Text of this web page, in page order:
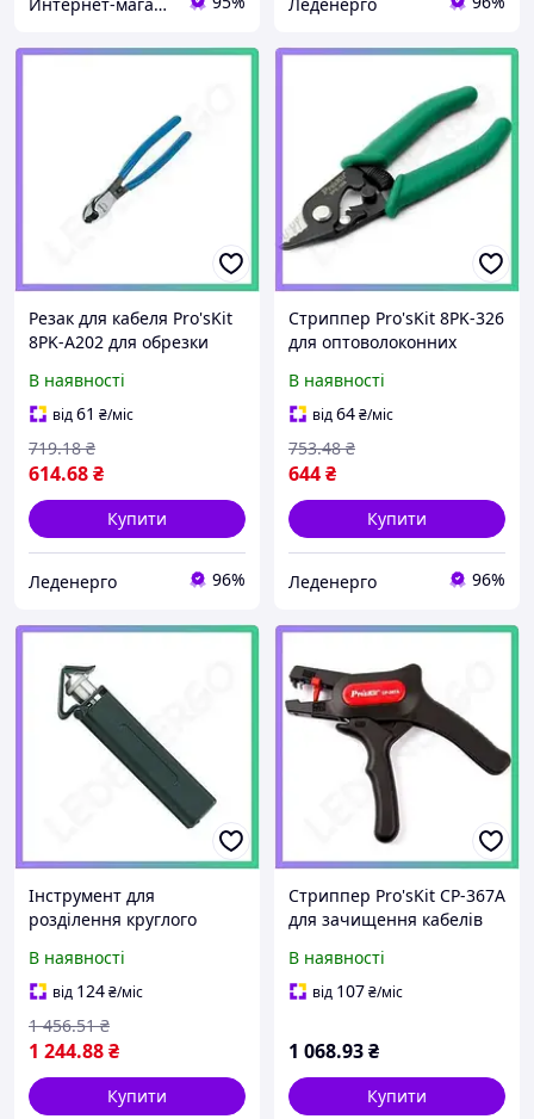
Резак для кабеля Pro'sKit
8PK-A202 для обрезки
інструмент для електрики
SKU_8PK-A202
В наявності
від61 ₴/міс
614.68₴
719.18 ₴
Купити
Леденерго 96%
Стриппер Pro'sKit 8PK-326
для оптоволоконних
зняття ізоляції SKU_8PK-
326
В наявності
від64₴/міс
644₴
753.48 ₴
Купити
Леденерго 96%
Інструмент для
розділення круглого
монтажу та ремонту
кабелів SKU_8PK-502
В наявності
від 124₴/міс
1 244.88₴
1 456.51 ₴
Купити
Стриппер Pro'sKit CP-367A
для зачищення кабелів
ізоляції
В наявності
від 107₴/міс
1 068.93₴
Купити